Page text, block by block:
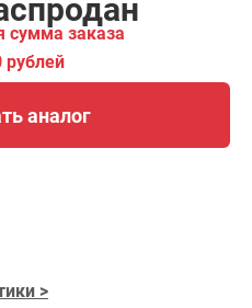
сумма заказа
рублей
аналог
>